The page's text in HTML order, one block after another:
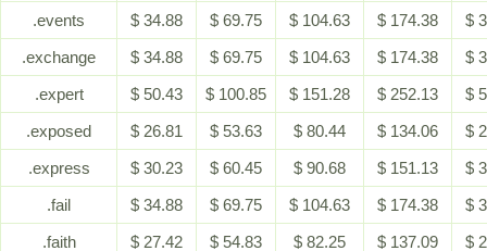
.events
$ 34.88 $ 69.75 $ 104.63 $ 174.38
$
.exchange
$ 34.88 $ 69.75 $ 104.63 $ 174.38
$
.expert
$ 50.43 $ 100.85 $ 151.28 $ 252.13
$
.exposed
$ 26.81 $ 53.63 $ 80.44 $ 134.06
$
.express
$ 30.23 $ 60.45 $ 90.68 $ 151.13
$
.fail
$ 34.88 $ 69.75 $ 104.63 $ 174.38
$
.faith
$ 27.42 $ 54.83 $ 82.25 $ 137.09 $